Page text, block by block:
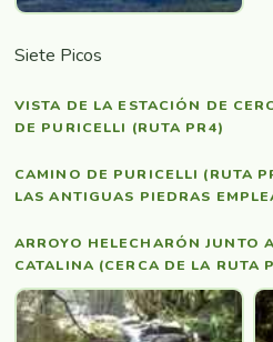
Siete Picos
VISTA DE LA ESTACIÓN DE
DE PURICELLI (RUTA PR4)
CAMINO DE PURICELLI (RUTA
LAS ANTIGUAS PIEDRAS
ARROYO HELECHARÓN JUNTO
CATALINA (CERCA DE LA RUTA